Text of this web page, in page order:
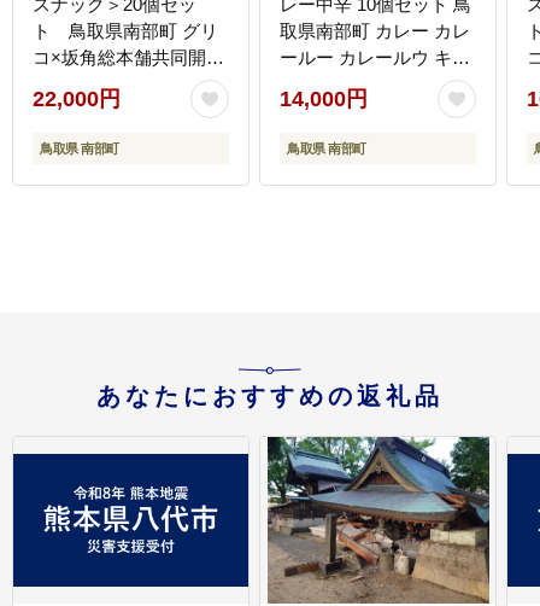
スナック＞20個セッ
ト 鳥取県南部町 グリ
コ×坂角総本舗共同開発
江崎グリコ 土産菓子
22,000円
鳥取県 南部町
レー中辛 10個セット 鳥
取県南部町 カレー カレ
ールー カレールウ キュ
ーブルウ カレーライス
江崎グリコ まとめ買い
家庭用 常温保存 備蓄
14,000円
鳥取県 南部町
あなたにおすすめの返礼品